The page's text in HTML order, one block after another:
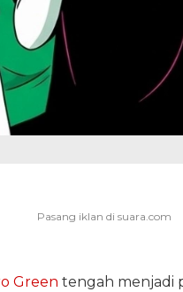
Green tengah menjadi